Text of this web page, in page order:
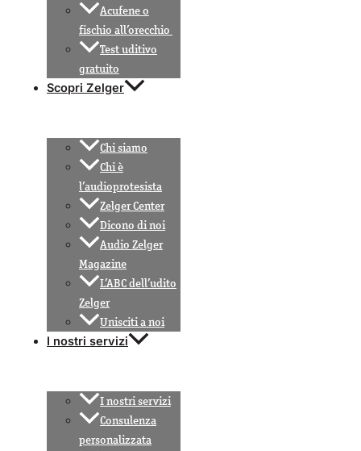
Acufene o
fischio all’orecchio
Test uditivo
gratuito
Scopri Zelger
Chi siamo
Chi è
l’audioprotesista
Zelger Center
Dicono di noi
Audio Zelger
Magazine
L’ABC dell’udito
Zelger
Unisciti a noi
I nostri servizi
I nostri servizi
Consulenza
personalizzata